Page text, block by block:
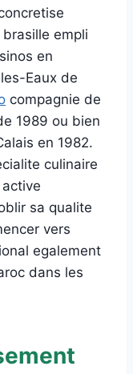
empli
en
Eaux de
compagnie de
1989 ou bien
en 1982.
culinaire
sa qualite
vers
egalement
dans les